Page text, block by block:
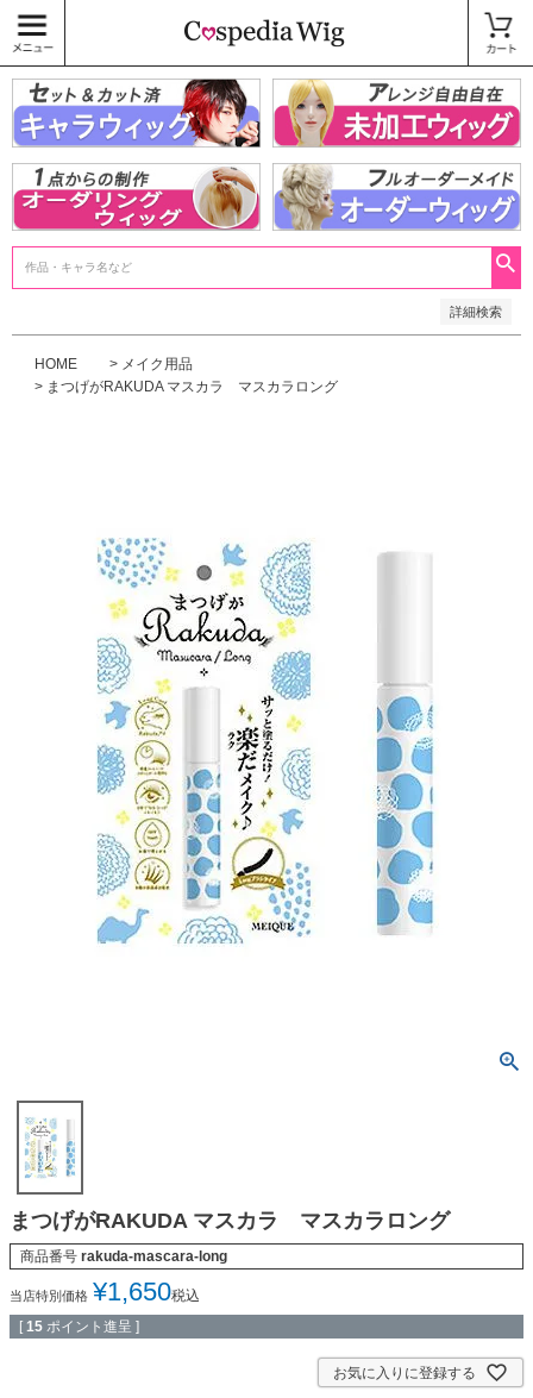
詳細検索
〜
商品タグ
キャラウィッグ
未加工ウィッグ
ベースウィッグ
衣装
SALE中
HOME
メイク用品
まつげがRAKUDA マスカラ マスカラロング
まつげがRAKUDA マスカラ マスカラロング
商品番号 rakuda-mascara-long
当店特別価格 ¥1,650税込
[ 15 ポイント進呈 ]
お気に入りに登録する